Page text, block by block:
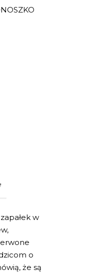
w
o
że są